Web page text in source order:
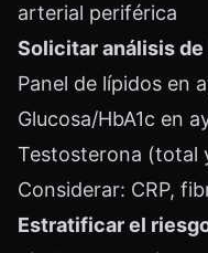
arterial periférica
Solicitar análisis
Panel de lípidos en
Glucosa/HbA1c en
Testosterona (total
Considerar: CRP,
Estratificar el